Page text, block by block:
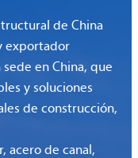
de China
exportador
en China, que
y soluciones
de construcción,
acero de canal,